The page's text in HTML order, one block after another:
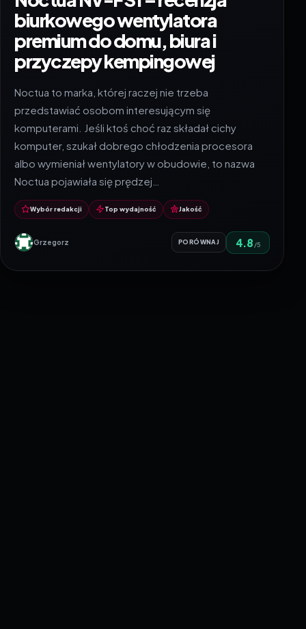
biurkowego wentylatora
premium do domu, biura i
przyczepy kempingowej
Noctua to marka, której raczej nie trzeba
przedstawiać osobom interesującym się
komputerami. Jeśli ktoś choć raz składał cichy
komputer, szukał dobrego chłodzenia procesora
albo wymieniał wentylatory w obudowie, to nazwa
Noctua pojawiała się prędzej…
Wybór redakcji Top wydajność Jakość
Grzegorz PORÓWNAJ 4.8 /5